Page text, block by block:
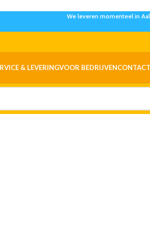
We leveren momenteel in
& LEVERINGVOOR BEDRIJVENCONTACT